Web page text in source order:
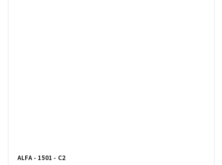
ALFA - 1501 - C2